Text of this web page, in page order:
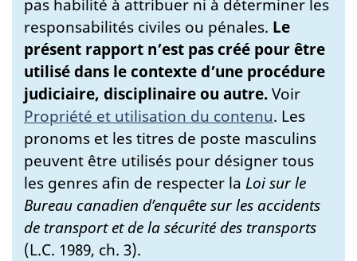
pas habilité à attribuer ni à déterminer les
responsabilités civiles ou pénales. Le
présent rapport n’est pas créé pour être
utilisé dans le contexte d’une procédure
judiciaire, disciplinaire ou autre.Voir
Propriété et utilisation du contenu. Les
pronoms et les titres de poste masculins
peuvent être utilisés pour désigner tous
les genres afin de respecter la Loi sur le
Bureau canadien d’enquête sur les accidents
de transport et de la sécurité des transports
(L.C. 1989, ch. 3).